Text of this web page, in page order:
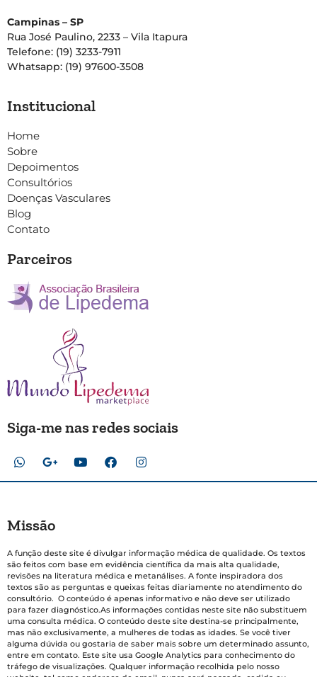
Campinas – SP
Rua José Paulino, 2233 – Vila Itapura
Telefone: (19) 3233-7911
Whatsapp: (19) 97600-3508
Institucional
Home
Sobre
Depoimentos
Consultórios
Doenças Vasculares
Blog
Contato
Parceiros
Siga-me nas redes sociais
Missão
A função deste site é divulgar informação médica de qualidade. Os textos
são feitos com base em evidência científica da mais alta qualidade,
revisões na literatura médica e metanálises. A fonte inspiradora dos
textos são as perguntas e queixas feitas diariamente no atendimento do
consultório. O conteúdo é apenas informativo e não deve ser utilizado
para fazer diagnóstico.As informações contidas neste site não substituem
uma consulta médica. O conteúdo deste site destina-se principalmente,
mas não exclusivamente, a mulheres de todas as idades. Se você tiver
alguma dúvida ou gostaria de saber mais sobre um determinado assunto,
entre em contato. Este site usa Google Analytics para conhecimento do
tráfego de visualizações. Qualquer informação recolhida pelo nosso